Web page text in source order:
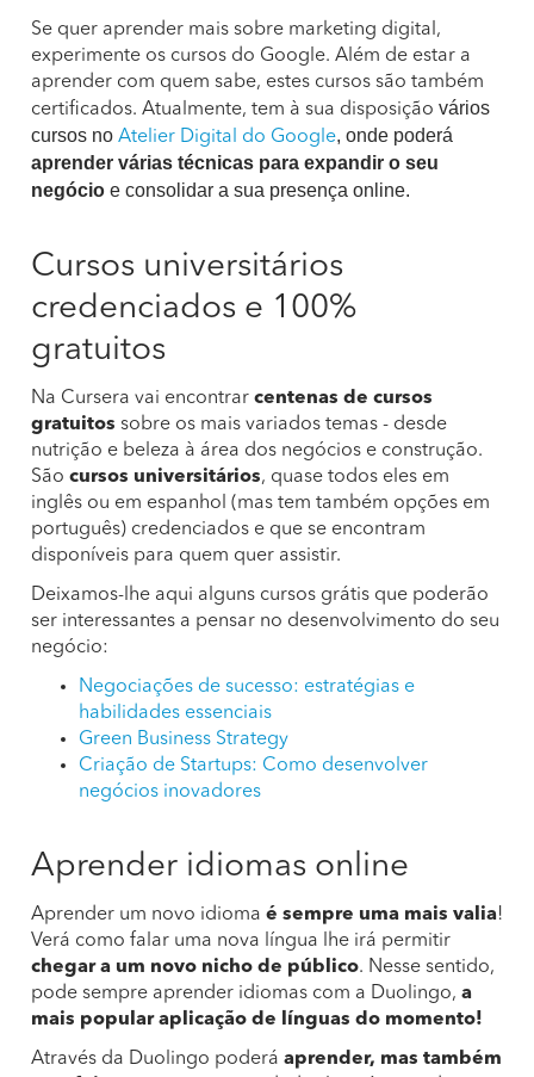
Se quer aprender mais sobre marketing digital,
experimente os cursos do Google. Além de estar a
aprender com quem sabe, estes cursos são também
certificados. Atualmente, tem à sua disposição vários
cursos no Atelier Digital do Google, onde poderá
aprender várias técnicas para expandir o seu
negócio e consolidar a sua presença online.
Cursos universitários
credenciados e 100%
gratuitos
Na Cursera vai encontrar centenas de cursos
gratuitos sobre os mais variados temas - desde
nutrição e beleza à área dos negócios e construção.
São cursos universitários, quase todos eles em
inglês ou em espanhol (mas tem também opções em
português) credenciados e que se encontram
disponíveis para quem quer assistir.
Deixamos-lhe aqui alguns cursos grátis que poderão
ser interessantes a pensar no desenvolvimento do seu
negócio:
Negociações de sucesso: estratégias e
habilidades essenciais
Green Business Strategy
Criação de Startups: Como desenvolver
negócios inovadores
Aprender idiomas online
Aprender um novo idioma é sempre uma mais valia!
Verá como falar uma nova língua lhe irá permitir
chegar a um novo nicho de público. Nesse sentido,
pode sempre aprender idiomas com a Duolingo, a
mais popular aplicação de línguas do momento!
Através da Duolingo poderá aprender, mas também